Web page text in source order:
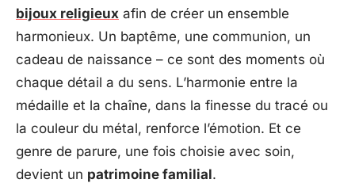
bijoux religieux afin de créer un ensemble
harmonieux. Un baptême, une communion, un
cadeau de naissance – ce sont des moments où
chaque détail a du sens. L’harmonie entre la
médaille et la chaîne, dans la finesse du tracé ou
la couleur du métal, renforce l’émotion. Et ce
genre de parure, une fois choisie avec soin,
devient un patrimoine familial.